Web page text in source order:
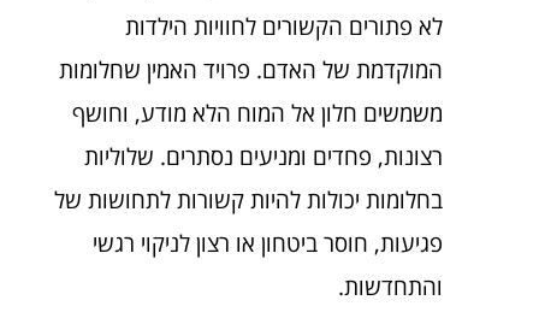
לא פתורים הקשורים לחוויות הילדות
המוקדמת של האדם. פרויד האמין שחלומות
משמשים חלון אל המוח הלא מודע, וחושף
רצונות, פחדים ומניעים נסתרים. שלוליות
בחלומות יכולות להיות קשורות לתחושות של
פגיעות, חוסר ביטחון או רצון לניקוי רגשי
והתחדשות.